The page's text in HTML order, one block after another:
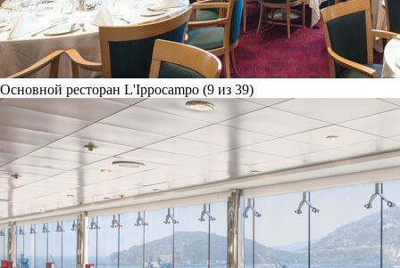
Основной ресторан L'Ippocampo (9 из 39)